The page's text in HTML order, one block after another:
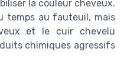
la couleur cheveux.
temps au fauteuil, mais
et le cuir chevelu
chimiques agressifs